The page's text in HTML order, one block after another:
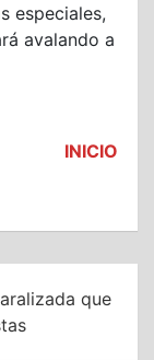
especiales,
avalando a
INICIO
que